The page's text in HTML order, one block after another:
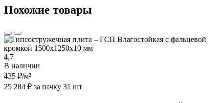
Похожие товары
4,7
В наличии
435 ₽/м²
25 284 ₽ за пачку 31 шт